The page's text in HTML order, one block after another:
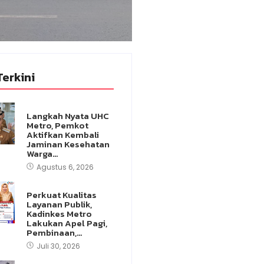
Langkah Nyata UHC
Metro, Pemkot
Aktifkan Kembali
Jaminan Kesehatan
Warga…
Agustus 6, 2026
Perkuat Kualitas
Layanan Publik,
Kadinkes Metro
Lakukan Apel Pagi,
Pembinaan,…
Juli 30, 2026